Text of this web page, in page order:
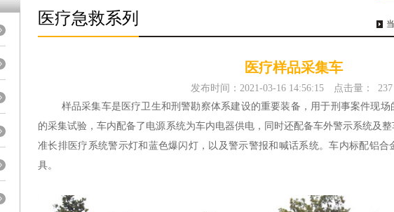
医疗急救系列
医疗样品采集车
发布时间：2021-03-16 14:56:15 点击量：
237
样品采集车是医疗卫生和刑警勘察体系建设的重要装备，用于刑事案件现场
的采集试验，车内配备了电源系统为车内电器供电，同时还配备车外警示系统及
准长排医疗系统警示灯和蓝色爆闪灯，以及警示警报和喊话系统。车内标配铝
具。